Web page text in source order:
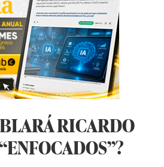
RICARDO